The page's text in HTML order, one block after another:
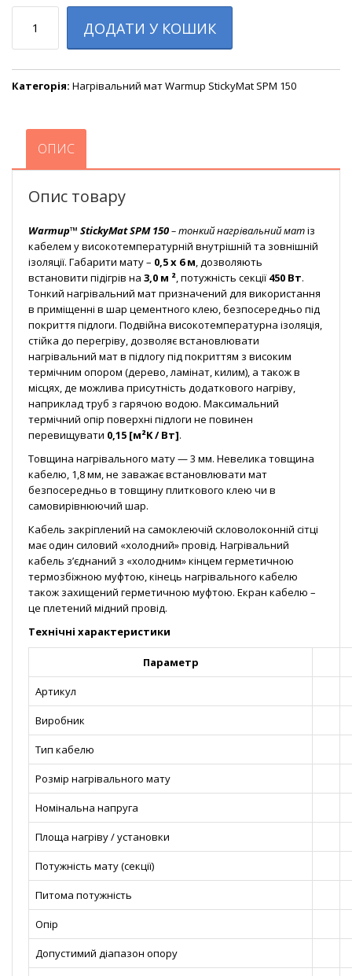
ДОДАТИ У КОШИК
Категорія: Нагрівальний мат Warmup StickyMat SPM 150
ОПИС
Опис товару
Warmup™ StickyMat SPM 150– тонкий нагрівальний матіз
кабелем у високотемпературній внутрішній та зовнішній
ізоляції. Габарити мату – 0,5 х 6 м, дозволяють
встановити підігрів на 3,0 м ², потужність секції450 Вт.
Тонкий нагрівальний мат призначений для використання
в приміщенні в шар цементного клею, безпосередньо під
покриття підлоги. Подвійна високотемпературна ізоляція,
стійка до перегріву, дозволяє встановлювати
нагрівальний мат в підлогу під покриттям з високим
термічним опором (дерево, ламінат, килим), а також в
місцях, де можлива присутність додаткового нагріву,
наприклад труб з гарячою водою. Максимальний
термічний опір поверхні підлоги не повинен
перевищувати 0,15 [м²K / Вт].
Товщина нагрівального мату — 3 мм. Невелика товщина
кабелю, 1,8 мм, не заважає встановлювати мат
безпосередньо в товщину плиткового клею чи в
самовирівнюючий шар.
Кабель закріплений на самоклеючій скловолоконній сітці
має один силовий «холодний» провід. Нагрівальний
кабель з’єднаний з «холодним» кінцем герметичною
термозбіжною муфтою, кінець нагрівального кабелю
також захищений герметичною муфтою. Екран кабелю –
це плетений мідний провід.
Технічні характеристики
Параметр
Артикул
Виробник
Тип кабелю
Розмір нагрівального мату
Номінальна напруга
Площа нагріву / установки
Потужність мату (секції)
Питома потужність
Опір
Допустимий діапазон опору